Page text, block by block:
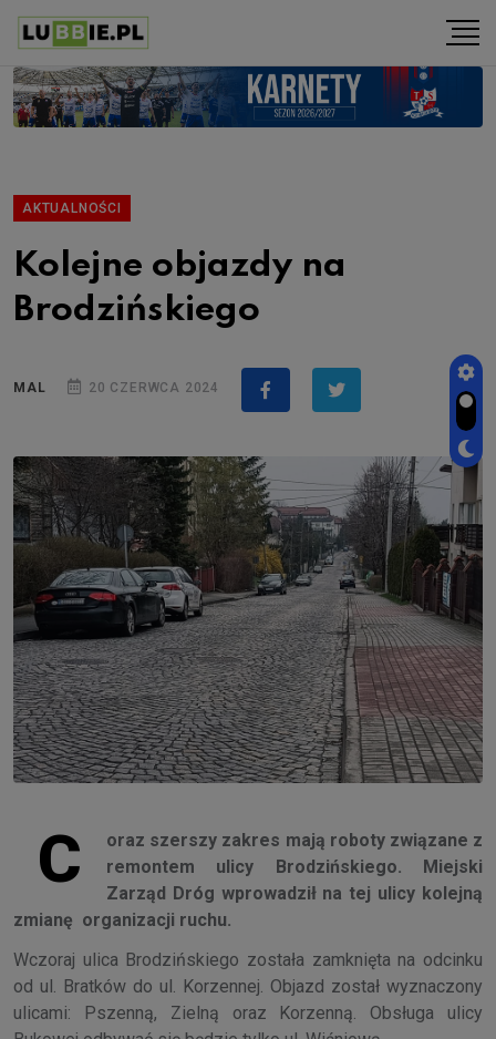
AKTUALNOŚCI
Kolejne objazdy na
Brodzińskiego
MAL 20 CZERWCA 2024
C
oraz szerszy zakres mają roboty związane z
remontem ulicy Brodzińskiego. Miejski
Zarząd Dróg wprowadził na tej ulicy kolejną
zmianę organizacji ruchu.
Wczoraj ulica Brodzińskiego została zamknięta na odcinku
od ul. Bratków do ul. Korzennej. Objazd został wyznaczony
ulicami: Pszenną, Zielną oraz Korzenną. Obsługa ulicy